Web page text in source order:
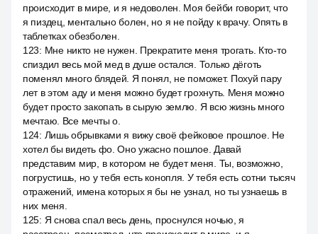
происходит в мире, и я недоволен. Моя бейби говорит, что
я пиздец, ментально болен, но я не пойду к врачу. Опять в
таблетках обезболен.
123: Мне никто не нужен. Прекратите меня трогать. Кто-то
спиздил весь мой мед в душе остался. Только дёготь
поменял много блядей. Я понял, не поможет. Похуй пару
лет в этом аду и меня можно будет грохнуть. Меня можно
будет просто закопать в сырую землю. Я всю жизнь много
мечтаю. Все мечты о.
124: Лишь обрывками я вижу своё фейковое прошлое. Не
хотел бы видеть фо. Оно ужасно пошлое. Давай
представим мир, в котором не будет меня. Ты, возможно,
погрустишь, но у тебя есть конопля. У тебя есть сотни тысяч
отражений, имена которых я бы не узнал, но ты узнаешь в
них меня.
125: Я снова спал весь день, проснулся ночью, я